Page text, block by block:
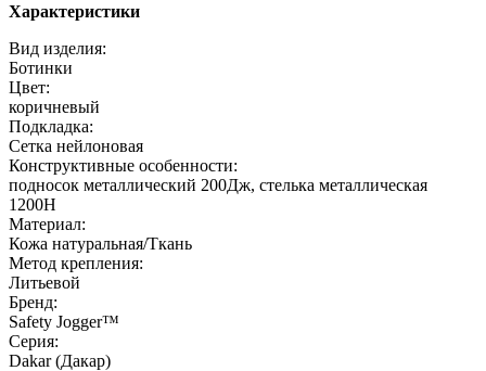
Характеристики
Вид изделия:
Ботинки
Цвет:
коричневый
Подкладка:
Сетка нейлоновая
Конструктивные особенности:
подносок металлический 200Дж, стелька металлическая
1200Н
Материал:
Кожа натуральная/Ткань
Метод крепления:
Литьевой
Бренд:
Safety Jogger™
Серия:
Dakar (Дакар)